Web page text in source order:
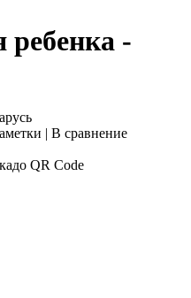
ребенка -
| В сравнение